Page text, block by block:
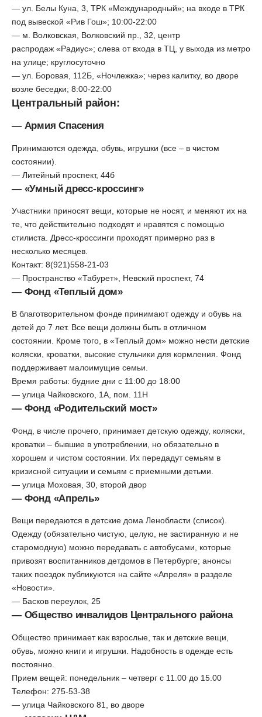
— ул. Белы Куна, 3, ТРК «Международный»; на входе в ТРК
под вывеской «Рив Гош»; 10:00-22:00
— м. Волковская, Волковский пр., 32, центр
распродаж «Радиус»; слева от входа в ТЦ, у выхода из метро
на улице; круглосуточно
— ул. Боровая, 112Б, «Ночлежка»; через калитку, во дворе
возле беседки; 8:00-22:00
Центральный район:
— Армия Спасения
Принимаются одежда, обувь, игрушки (все – в чистом
состоянии).
— Литейный проспект, 44б
— «Умный дресс-кроссинг»
Участники приносят вещи, которые не носят, и меняют их на
те, что действительно подходят и нравятся с помощью
стилиста. Дресс-кроссинги проходят примерно раз в
несколько месяцев.
Контакт: 8(921)558-21-03
— Пространство «Табурет», Невский проспект, 74
— Фонд «Теплый дом»
В благотворительном фонде принимают одежду и обувь на
детей до 7 лет. Все вещи должны быть в отличном
состоянии. Кроме того, в «Теплый дом» можно нести детские
коляски, кроватки, высокие стульчики для кормления. Фонд
поддерживает малоимущие семьи.
Время работы: будние дни с 11:00 до 18:00
— улица Чайковского, 1А, пом. 11Н
— Фонд «Родительский мост»
Фонд, в числе прочего, принимает детскую одежду, коляски,
кроватки – бывшие в употреблении, но обязательно в
хорошем и чистом состоянии. Их передадут семьям в
кризисной ситуации и семьям с приемными детьми.
— улица Моховая, 30, второй двор
— Фонд «Апрель»
Вещи передаются в детские дома Ленобласти (список).
Одежду (обязательно чистую, целую, не застиранную и не
старомодную) можно передавать с автобусами, которые
привозят воспитанников детдомов в Петербурге; анонсы
таких поездок публикуются на сайте «Апреля» в разделе
«Новости».
— Басков переулок, 25
— Общество инвалидов Центрального района
Общество принимает как взрослые, так и детские вещи,
обувь, можно книги и игрушки. Надобность в одежде есть
постоянно.
Прием вещей: понедельник – четверг с 11.00 до 15.00
Телефон: 275-53-38
— улица Чайковского 81, во дворе